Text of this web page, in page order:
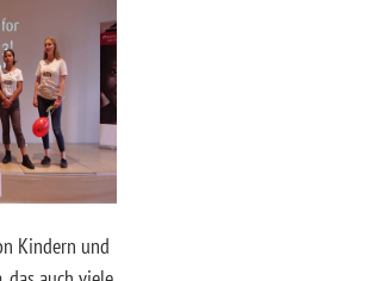
Kindern und